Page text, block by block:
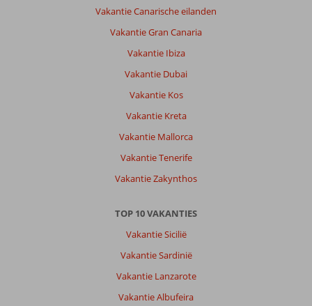
Vakantie Canarische eilanden
Vakantie Gran Canaria
Vakantie Ibiza
Vakantie Dubai
Vakantie Kos
Vakantie Kreta
Vakantie Mallorca
Vakantie Tenerife
Vakantie Zakynthos
TOP 10 VAKANTIES
Vakantie Sicilië
Vakantie Sardinië
Vakantie Lanzarote
Vakantie Albufeira